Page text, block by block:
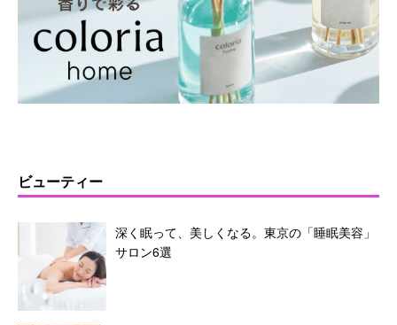
ビューティー
深く眠って、美しくなる。東京の「睡眠美容」
サロン6選